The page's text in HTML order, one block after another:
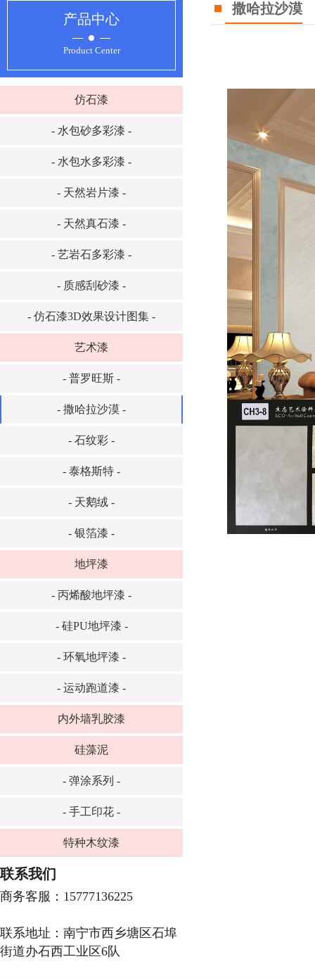
产品中心
Product Center
仿石漆
- 水包砂多彩漆 -
- 水包水多彩漆 -
- 天然岩片漆 -
- 天然真石漆 -
- 艺岩石多彩漆 -
- 质感刮砂漆 -
- 仿石漆3D效果设计图集 -
艺术漆
- 普罗旺斯 -
- 撒哈拉沙漠 -
- 石纹彩 -
- 泰格斯特 -
- 天鹅绒 -
- 银箔漆 -
地坪漆
- 丙烯酸地坪漆 -
- 硅PU地坪漆 -
- 环氧地坪漆 -
- 运动跑道漆 -
内外墙乳胶漆
硅藻泥
- 弹涂系列 -
- 手工印花 -
特种木纹漆
联系我们
商务客服：15777136225
联系地址：南宁市西乡塘区石埠
街道办石西工业区6队
撒哈拉沙漠